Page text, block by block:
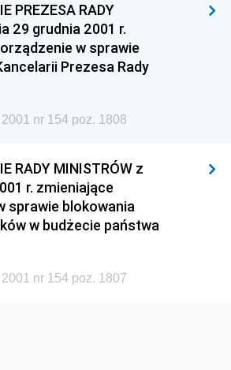
1950
1947 1946
1931 1930
1928
1925 1924
1919
PREZESA RADY
29 grudnia 2001 r.
w sprawie
Prezesa Rady
nr 154 poz. 1808
RADY MINISTRÓW z
r. zmieniające
sprawie blokowania
w budżecie państwa
nr 154 poz. 1807